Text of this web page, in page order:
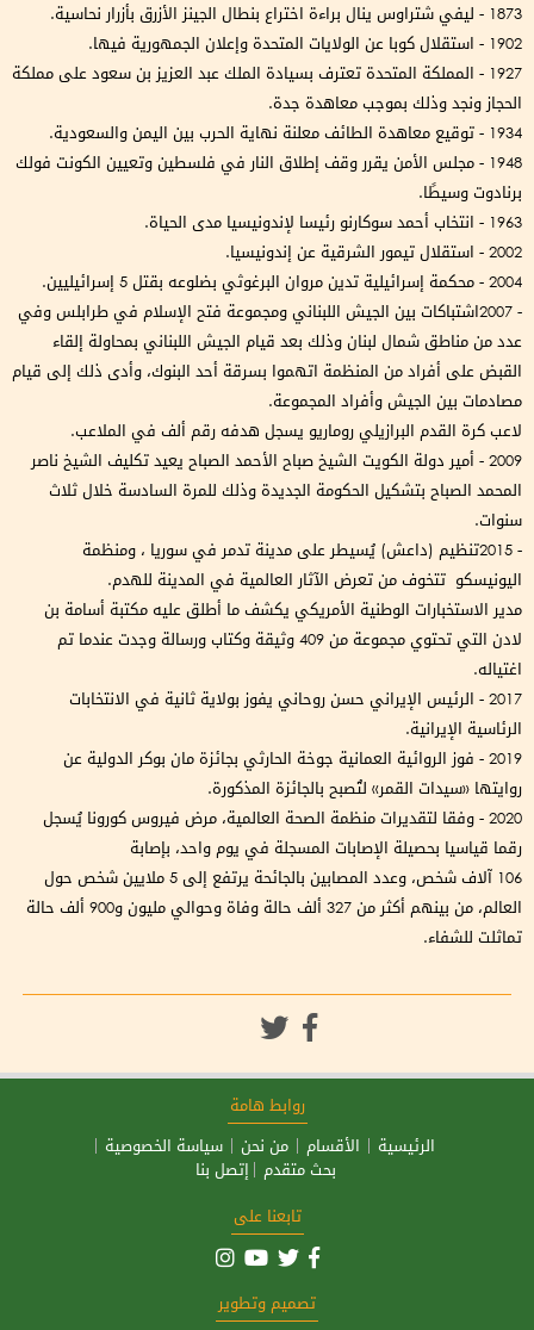
1873 - ليفي شتراوس ينال براءة اختراع بنطال الجينز الأزرق بأزرار نحاسية.
1902 - استقلال كوبا عن الولايات المتحدة وإعلان الجمھورية فيھا.
1927 - المملكة المتحدة تعترف بسيادة الملك عبد العزيز بن سعود على مملكة
الحجاز ونجد وذلك بموجب معاھدة جدة.
1934 - توقيع معاھدة الطائف معلنة نھاية الحرب بين اليمن والسعودية.
1948 - مجلس الأمن يقرر وقف إطلاق النار في فلسطين وتعيين الكونت فولك
برنادوت وسيطًا.
1963 - انتخاب أحمد سوكارنو رئيسا لإندونيسيا مدى الحياة.
2002 - استقلال تيمور الشرقية عن إندونيسيا.
2004 - محكمة إسرائيلية تدين مروان البرغوثي بضلوعه بقتل 5 إسرائيليين.
- 2007اشتباكات بين الجيش اللبناني ومجموعة فتح الإسلام في طرابلس وفي
عدد من مناطق شمال لبنان وذلك بعد قيام الجيش اللبناني بمحاولة إلقاء
القبض على أفراد من المنظمة اتھموا بسرقة أحد البنوك، وأدى ذلك إلى قيام
مصادمات بين الجيش وأفراد المجموعة.
لاعب كرة القدم البرازيلي روماريو يسجل ھدفه رقم ألف في الملاعب.
2009 - أمير دولة الكويت الشيخ صباح الأحمد الصباح يعيد تكليف الشيخ ناصر
المحمد الصباح بتشكيل الحكومة الجديدة وذلك للمرة السادسة خلال ثلاث
سنوات.
- 2015تنظيم (داعش) يُسيطر على مدينة تدمر في سوريا ، ومنظمة
اليونيسكو تتخوف من تعرض الآثار العالمية في المدينة للھدم.
مدير الاستخبارات الوطنية الأمريكي يكشف ما أطلق عليه مكتبة أسامة بن
لادن التي تحتوي مجموعة من 409 وثيقة وكتاب ورسالة وجدت عندما تم
اغتياله.
2017 - الرئيس الإيراني حسن روحاني يفوز بولاية ثانية في الانتخابات
الرئاسية الإيرانية.
2019 - فوز الروائية العمانية جوخة الحارثي بجائزة مان بوكر الدولية عن
روايتھا «سيدات القمر» لتُصبح بالجائزة المذكورة.
2020 - وفقا لتقديرات منظمة الصحة العالمية، مرض فيروس كورونا يُسجل
رقما قياسيا بحصيلة الإصابات المسجلة في يوم واحد، بإصابة
106 آلاف شخص، وعدد المصابين بالجائحة يرتفع إلى 5 ملايين شخص حول
العالم، من بينھم أكثر من 327 ألف حالة وفاة وحوالي مليون و900 ألف حالة
تماثلت للشفاء.
روابط هامة
الرئيسية
الأقسام من نحن
سياسة الخصوصية
بحث متقدم
إتصل بنا
تابعنا على
تصميم وتطوير